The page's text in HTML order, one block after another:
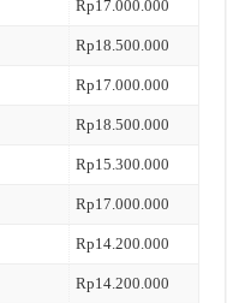
Rp17.000.000
Rp18.500.000
Rp17.000.000
Rp18.500.000
Rp15.300.000
Rp17.000.000
Rp14.200.000
Rp14.200.000